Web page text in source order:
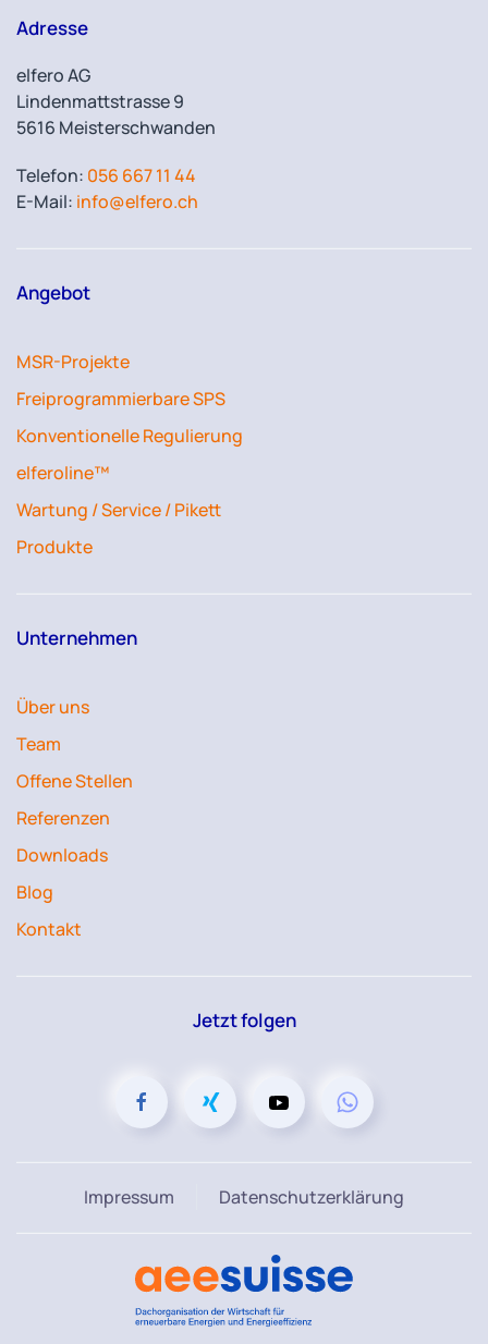
Adresse
elfero AG
Lindenmattstrasse 9
5616 Meisterschwanden
Telefon: 056 667 11 44
E-Mail: info@elfero.ch
Angebot
MSR-Projekte
Freiprogrammierbare SPS
Konventionelle Regulierung
elferoline™
Wartung / Service / Pikett
Produkte
Unternehmen
Über uns
Team
Offene Stellen
Referenzen
Downloads
Blog
Kontakt
Jetzt folgen
Impressum Datenschutzerklärung